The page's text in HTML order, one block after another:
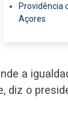
Providência
Açores
a
diz o